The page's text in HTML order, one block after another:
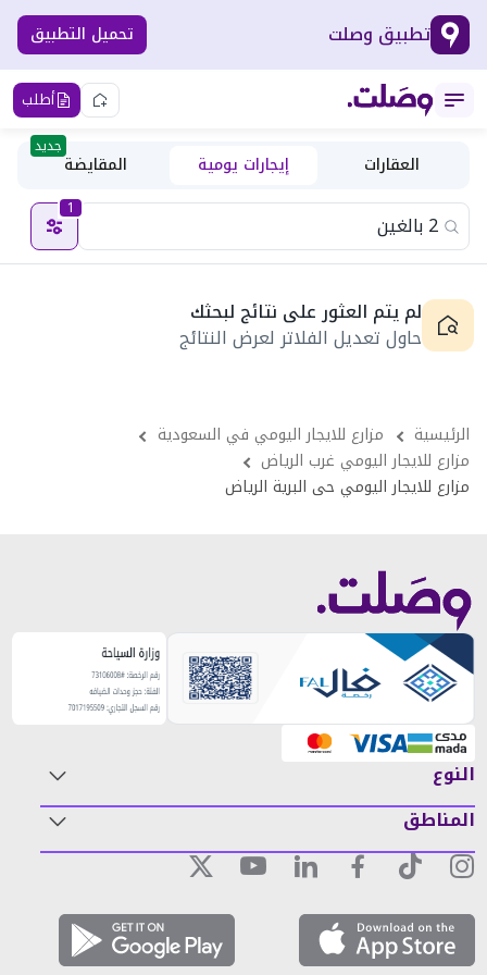
تطبيق وصلت تحميل التطبيق
أطلب
العقارات إيجارات يومية المقايضة
جديد
1
لم يتم العثور على نتائج لبحثك
حاول تعديل الفلاتر لعرض النتائج
الرئيسية
مزارع للايجار اليومي في السعودية
مزارع للايجار اليومي غرب الرياض
مزارع للايجار اليومي حى البرية الرياض
النوع
المناطق